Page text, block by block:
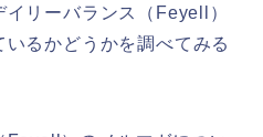
リーバランス（Feyell）
るかどうかを調べてみる